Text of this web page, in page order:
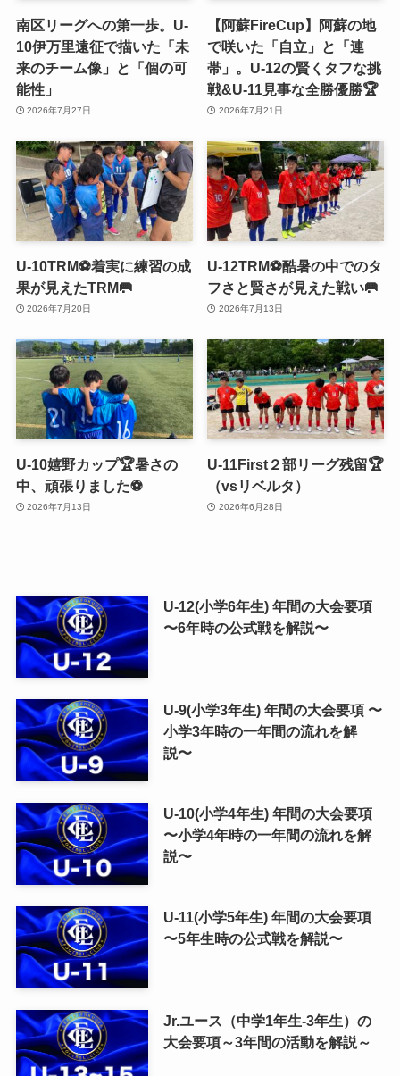
南区リーグへの第一歩。U-
10伊万里遠征で描いた「未
来のチーム像」と「個の可
能性」
2026年7月27日
【阿蘇FireCup】阿蘇の地
で咲いた「自立」と「連
帯」。U-12の賢くタフな挑
戦&U-11見事な全勝優勝🏆
2026年7月21日
U-10TRM⚽️着実に練習の成
果が見えたTRM🥅
2026年7月20日
U-12TRM⚽️酷暑の中でのタ
フさと賢さが見えた戦い🥅
2026年7月13日
U-10嬉野カップ🏆暑さの
中、頑張りました⚽️
2026年7月13日
U-11First２部リーグ残留🏆
（vsリベルタ）
2026年6月28日
U-12(小学6年生) 年間の大会要項
〜6年時の公式戦を解説〜
U-9(小学3年生) 年間の大会要項 〜
小学3年時の一年間の流れを解
説〜
U-10(小学4年生) 年間の大会要項
〜小学4年時の一年間の流れを解
説〜
U-11(小学5年生) 年間の大会要項
〜5年生時の公式戦を解説〜
Jr.ユース（中学1年生-3年生）の
大会要項～3年間の活動を解説～